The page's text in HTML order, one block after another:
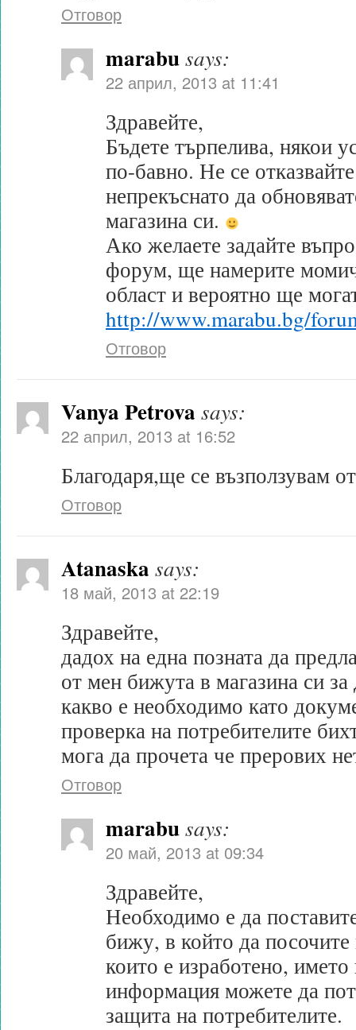
Отговор
marabusays:
22 април, 2013 at 11:41
Здравейте,
Бъдете търпелива, някои
по-бавно. Не се
непрекъснато да
магазина си.
Ако желаете задайте
форум, ще намерите
област и вероятно ще
http://www.marabu.bg/
Отговор
Vanya Petrova says:
22 април, 2013 at 16:52
Благодаря,ще се възползувам
Отговор
Atanaska says:
18 май, 2013 at 22:19
Здравейте,
дадох на една позната да
от мен бижута в магазина си
какво е необходимо като
проверка на потребителите
мога да прочета че прерових
Отговор
marabusays:
20 май, 2013 at 09:34
Здравейте,
Необходимо е да
бижу, в който да посочите
които е изработено,
информация можете да
защита на потребителите.